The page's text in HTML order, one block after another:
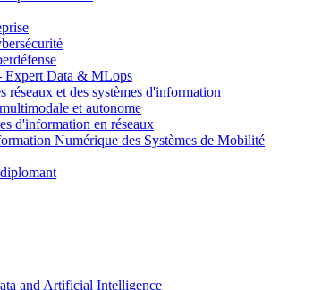
Data & MLops
et des systèmes d'information
et autonome
d'information en réseaux
Numérique des Systèmes de Mobilité
and Artificial Intelligence